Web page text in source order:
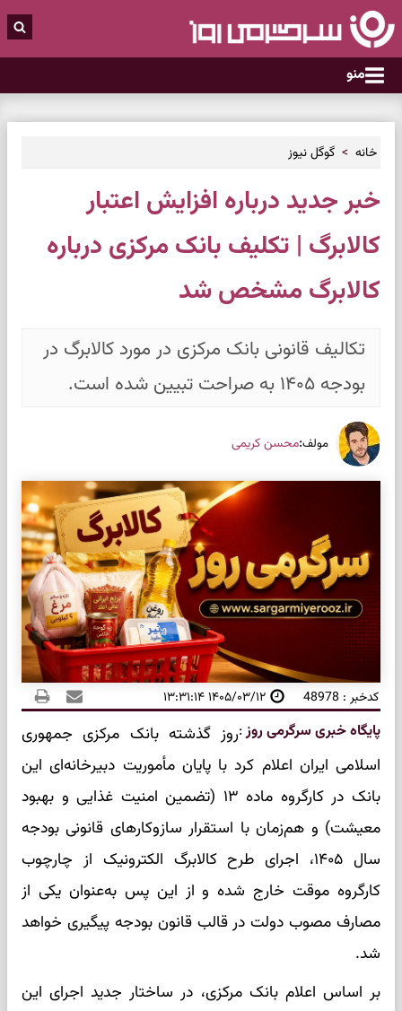
منو
خانه گوگل نیوز
خبر جدید درباره افزایش اعتبار
کالابرگ | تکلیف بانک مرکزی درباره
کالابرگ مشخص شد
تکالیف قانونی بانک مرکزی در مورد کالابرگ در
بودجه ۱۴۰۵ به صراحت تبیین شده است.
مولف:محسن کریمی
کدخبر : 48978 ۱۴۰۵/۰۳/۱۲ ۱۳:۳۱:۱۴
پایگاه خبری سرگرمی روز:روز گذشته بانک مرکزی جمهوری
اسلامی ایران اعلام کرد با پایان مأموریت دبیرخانه‌ای این
بانک در کارگروه ماده ۱۳ (تضمین امنیت غذایی و بهبود
معیشت) و هم‌زمان با استقرار سازوکارهای قانونی بودجه
سال ۱۴۰۵، اجرای طرح کالابرگ الکترونیک از چارچوب
کارگروه موقت خارج شده و از این پس به‌عنوان یکی از
مصارف مصوب دولت در قالب قانون بودجه پیگیری خواهد
شد.
بر اساس اعلام بانک مرکزی، در ساختار جدید اجرای این